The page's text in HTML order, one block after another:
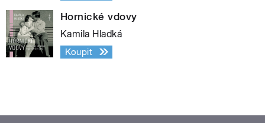
Hornické vdovy
Kamila Hladká
Koupit